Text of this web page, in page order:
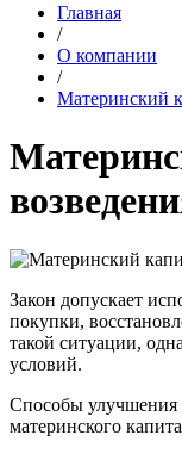
Главная
/
О компании
/
Материнский
Закон допускает
покупки,
такой ситуации,
условий.
Способы улучшения
материнского